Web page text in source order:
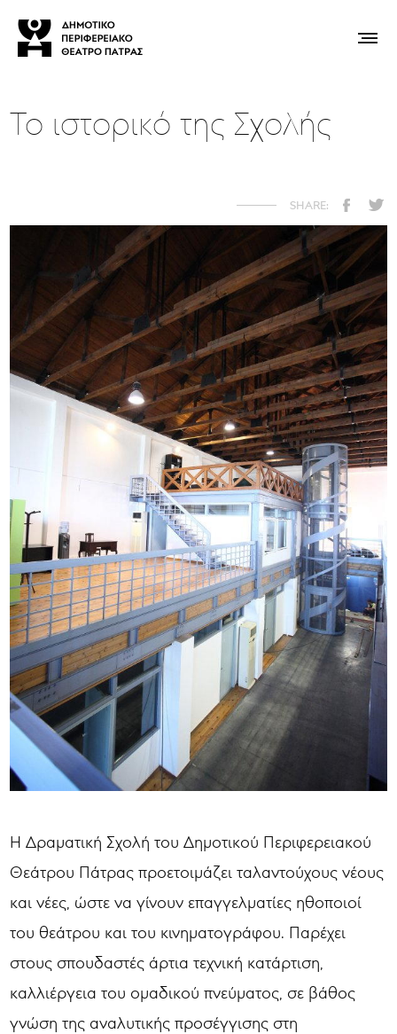
Το ιστορικό της Σχολής
Η Δραματική Σχολή του Δημοτικού Περιφερειακού
Θεάτρου Πάτρας προετοιμάζει ταλαντούχους νέους
και νέες, ώστε να γίνουν επαγγελματίες ηθοποιοί
του θεάτρου και του κινηματογράφου. Παρέχει
στους σπουδαστές άρτια τεχνική κατάρτιση,
καλλιέργεια του ομαδικού πνεύματος, σε βάθος
γνώση της αναλυτικής προσέγγισης στη